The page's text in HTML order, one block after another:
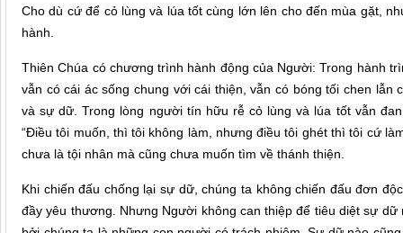
Cho dù cứ để cỏ lùng và lúa tốt cùng lớn lên cho đến mùa gặt,
hành.
Thiên Chúa có chương trình hành động của Người: Trong hành
vẫn có cái ác sống chung với cái thiện, vẫn có bóng tối chen
và sự dữ. Trong lòng người tín hữu rễ cỏ lùng và lúa tốt vẫn
“Điều tôi muốn, thì tôi không làm, nhưng điều tôi ghét thì tôi cứ
chưa là tội nhân mà cũng chưa muốn tìm về thánh thiện.
Khi chiến đấu chống lại sự dữ, chúng ta không chiến đấu đơn
đầy yêu thương. Nhưng Người không can thiệp để tiêu diệt sự